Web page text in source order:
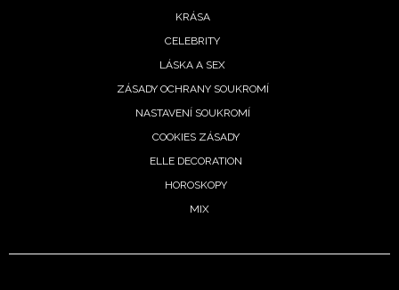
ODESLAT
KRÁSA
CELEBRITY
LÁSKA A SEX
ZÁSADY OCHRANY SOUKROMÍ
NASTAVENÍ SOUKROMÍ
COOKIES ZÁSADY
ELLE DECORATION
HOROSKOPY
MIX